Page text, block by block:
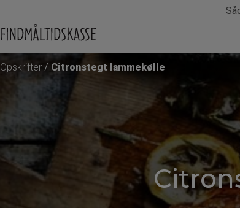
Opskrifter Citronstegt lammekølle